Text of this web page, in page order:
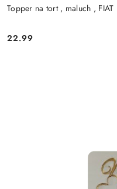
Topper na tort , maluch ,
Cena:
22.99